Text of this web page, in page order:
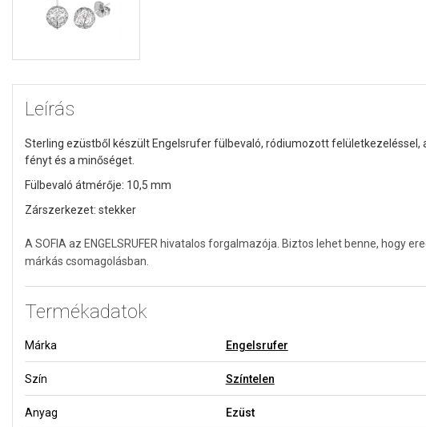
Leírás
Sterling ezüstből készült Engelsrufer fülbevaló, ródiumozott felületkezeléssel,
fényt és a minőséget.
Fülbevaló átmérője: 10,5 mm
Zárszerkezet: stekker
A SOFIA az ENGELSRUFER hivatalos forgalmazója. Biztos lehet benne, hogy
márkás csomagolásban.
Termékadatok
Márka Engelsrufer
Szín Színtelen
Anyag Ezüst